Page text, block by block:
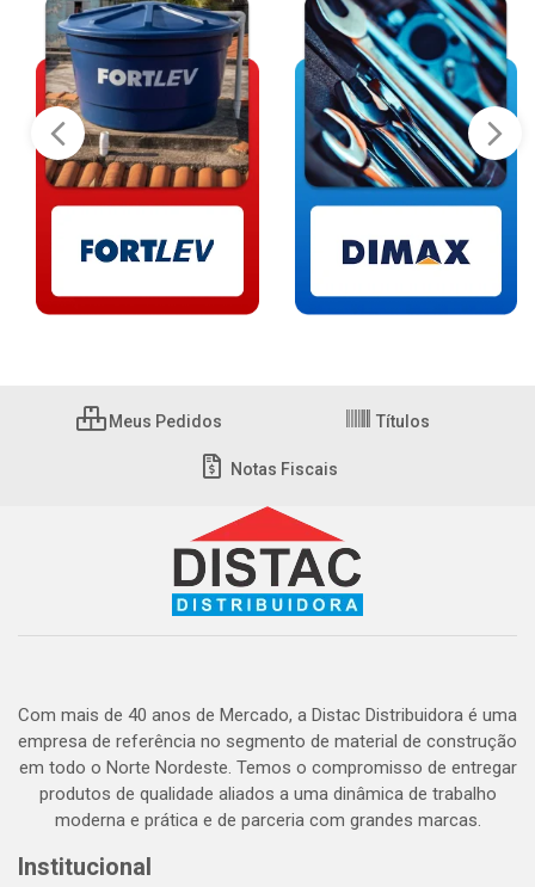
Meus Pedidos Títulos
Notas Fiscais
Com mais de 40 anos de Mercado, a Distac Distribuidora é uma
empresa de referência no segmento de material de construção
em todo o Norte Nordeste. Temos o compromisso de entregar
produtos de qualidade aliados a uma dinâmica de trabalho
moderna e prática e de parceria com grandes marcas.
Institucional